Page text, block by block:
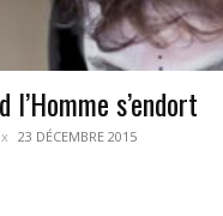
l’Homme s’endort
23 DÉCEMBRE 2015